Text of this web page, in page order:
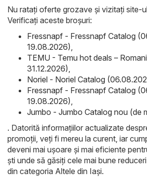
Nu ratați oferte grozave și vizitați site-
Verificați aceste broșuri:
Fressnapf - Fressnapf Catalog
19.08.2026)
TEMU - Temu hot deals –
31.12.2026)
Noriel - Noriel Catalog
Fressnapf - Fressnapf Catalog
19.08.2026)
Jumbo - Jumbo Catalog nou (de
. Datorită informațiilor actualizate
promoții, veți fi mereu la curent, iar
deveni mai ușoare și mai eficiente
ști unde să găsiți cele mai bune
din categoria Altele din Iași.